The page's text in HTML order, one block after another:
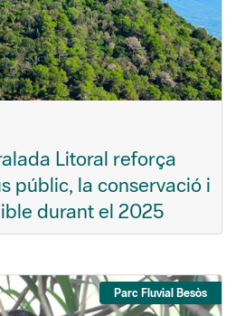
Litoral reforça
públic, la conservació i
durant el 2025
Parc Fluvial Besòs